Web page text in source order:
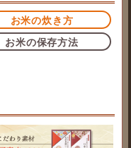
お米の炊き方
お米の保存方法